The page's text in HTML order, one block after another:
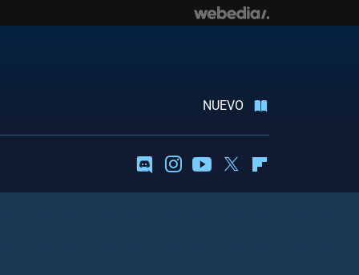
NUEVO
DiscordInstagramYoutubeTwitter